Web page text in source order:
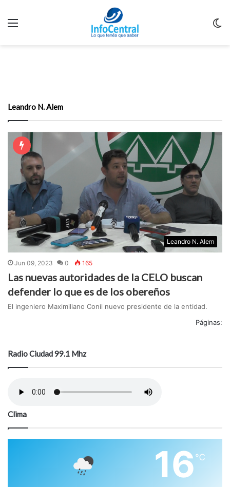
Leandro N. Alem
Leandro N. Alem
Jun 09, 2023 0 165
Las nuevas autoridades de la CELO buscan
defender lo que es de los obereños
El ingeniero Maximiliano Conil nuevo presidente de la entidad.
Páginas:
Radio Ciudad 99.1 Mhz
Clima
16 ℃